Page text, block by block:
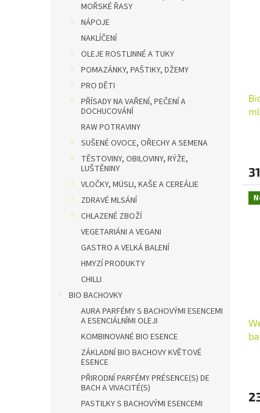
MOŘSKÉ ŘASY
NÁPOJE
NAKLÍČENÍ
OLEJE ROSTLINNÉ A TUKY
POMAZÁNKY, PAŠTIKY, DŽEMY
PRO DĚTI
PŘÍSADY NA VAŘENÍ, PEČENÍ A
DOCHUCOVÁNÍ
RAW POTRAVINY
SUŠENÉ OVOCE, OŘECHY A SEMENA
TĚSTOVINY, OBILOVINY, RÝŽE,
LUŠTĚNINY
VLOČKY, MÜSLI, KAŠE A CEREÁLIE
ZDRAVÉ MLSÁNÍ
CHLAZENÉ ZBOŽÍ
VEGETARIÁNI A VEGANI
GASTRO A VELKÁ BALENÍ
HMYZÍ PRODUKTY
CHILLI
BIO BACHOVKY
AURA PARFÉMY S BACHOVÝMI ESENCEMI
A ESENCIÁLNÍMI OLEJI
KOMBINOVANÉ BIO ESENCE
ZÁKLADNÍ BIO BACHOVY KVĚTOVÉ
ESENCE
PŘIRODNÍ PARFÉMY PRÉSENCE(S) DE
BACH A VIVACITÉ(S)
PASTILKY S BACHOVÝMI ESENCEMI